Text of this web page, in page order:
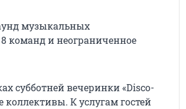
музыкальных
команд и неограниченное
субботней вечеринки «Disco-
К услугам гостей